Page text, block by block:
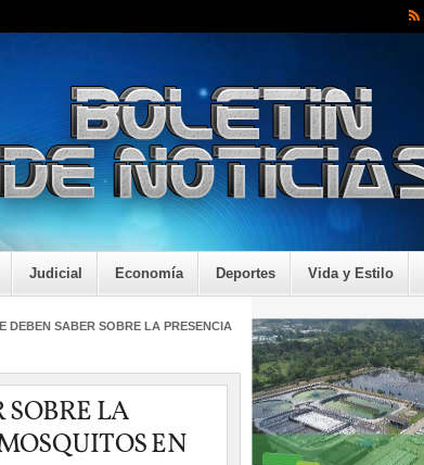
Judicial Economía Deportes Vida y Estilo
DEBEN SABER SOBRE LA PRESENCIA
SOBRE LA
EN